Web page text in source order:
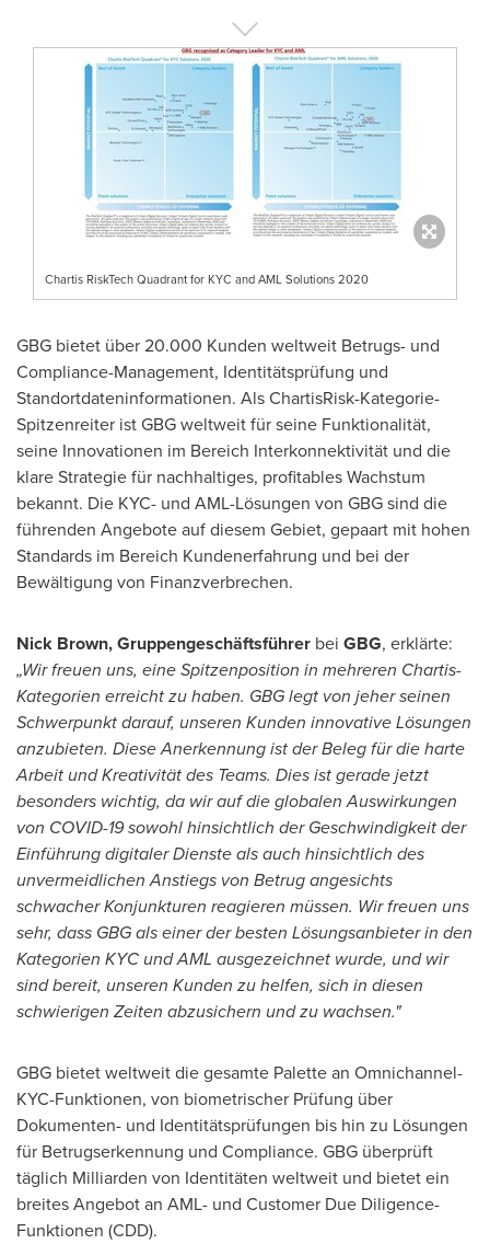
Chartis RiskTech Quadrant for KYC and AML Solutions 2020
GBG bietet über 20.000 Kunden weltweit Betrugs- und
Compliance-Management, Identitätsprüfung und
Standortdateninformationen. Als ChartisRisk-Kategorie-
Spitzenreiter ist GBG weltweit für seine Funktionalität,
seine Innovationen im Bereich Interkonnektivität und die
klare Strategie für nachhaltiges, profitables Wachstum
bekannt. Die KYC- und AML-Lösungen von GBG sind die
führenden Angebote auf diesem Gebiet, gepaart mit hohen
Standards im Bereich Kundenerfahrung und bei der
Bewältigung von Finanzverbrechen.
Nick Brown, Gruppengeschäftsführer bei GBG, erklärte:
„Wir freuen uns, eine Spitzenposition in mehreren Chartis-
Kategorien erreicht zu haben. GBG legt von jeher seinen
Schwerpunkt darauf, unseren Kunden innovative Lösungen
anzubieten. Diese Anerkennung ist der Beleg für die harte
Arbeit und Kreativität des Teams. Dies ist gerade jetzt
besonders wichtig, da wir auf die globalen Auswirkungen
von COVID-19 sowohl hinsichtlich der Geschwindigkeit der
Einführung digitaler Dienste als auch hinsichtlich des
unvermeidlichen Anstiegs von Betrug angesichts
schwacher Konjunkturen reagieren müssen. Wir freuen uns
sehr, dass GBG als einer der besten Lösungsanbieter in den
Kategorien KYC und AML ausgezeichnet wurde, und wir
sind bereit, unseren Kunden zu helfen, sich in diesen
schwierigen Zeiten abzusichern und zu wachsen."
GBG bietet weltweit die gesamte Palette an Omnichannel-
KYC-Funktionen, von biometrischer Prüfung über
Dokumenten- und Identitätsprüfungen bis hin zu Lösungen
für Betrugserkennung und Compliance. GBG überprüft
täglich Milliarden von Identitäten weltweit und bietet ein
breites Angebot an AML- und Customer Due Diligence-
Funktionen (CDD).